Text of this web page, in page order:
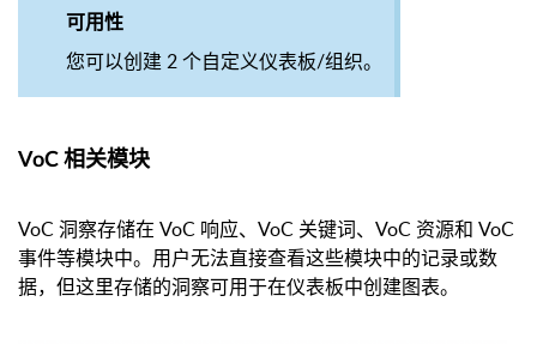
可用性
您可以创建 2 个自定义仪表板/组织。
VoC 相关模块
VoC 洞察存储在 VoC 响应、VoC 关键词、VoC 资源和 VoC
事件等模块中。用户无法直接查看这些模块中的记录或数
据，但这里存储的洞察可用于在仪表板中创建图表。